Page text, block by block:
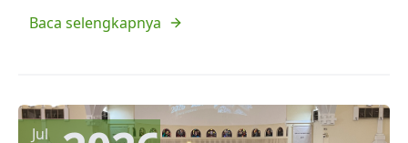
Baca selengkapnya
Jul